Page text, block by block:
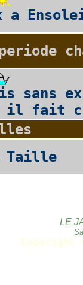
a
sans
il fait
Taille
LE
Copyright